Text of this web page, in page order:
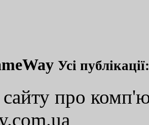
Усі
сайту про